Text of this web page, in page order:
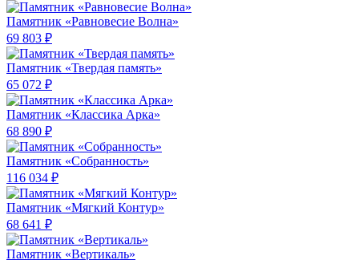
Памятник «Равновесие Волна»
69 803 ₽
Памятник «Твердая память»
65 072 ₽
Памятник «Классика Арка»
68 890 ₽
Памятник «Собранность»
116 034 ₽
Памятник «Мягкий Контур»
68 641 ₽
Памятник «Вертикаль»